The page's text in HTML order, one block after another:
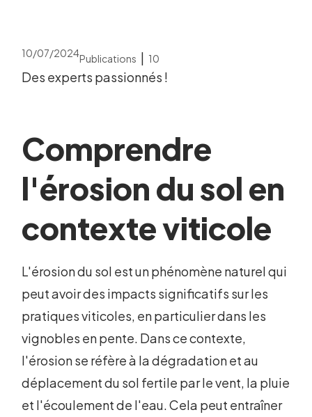
10/07/2024Publications | 10
Des experts passionnés !
Comprendre
l'érosion du sol en
contexte viticole
L'érosion du sol est un phénomène naturel qui
peut avoir des impacts significatifs sur les
pratiques viticoles, en particulier dans les
vignobles en pente. Dans ce contexte,
l'érosion se réfère à la dégradation et au
déplacement du sol fertile par le vent, la pluie
et l'écoulement de l'eau. Cela peut entraîner